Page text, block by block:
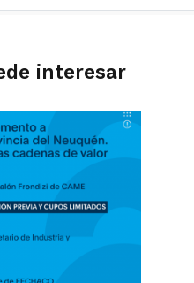
interesar